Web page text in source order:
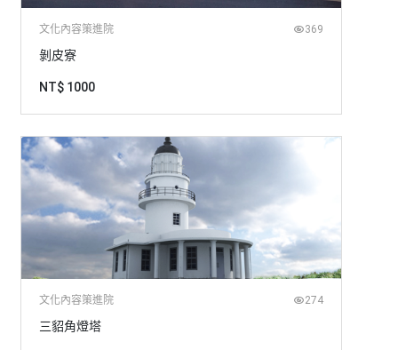
文化內容策進院 369
剝皮寮
NT$ 1000
文化內容策進院 274
三貂角燈塔